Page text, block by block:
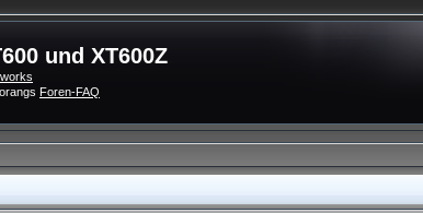
und XT600Z
Foren-FAQ